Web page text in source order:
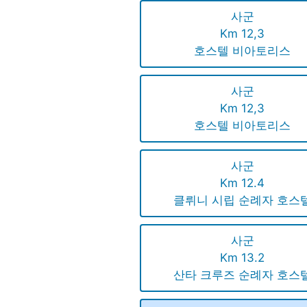
사군
Km 12,3
호스텔 비아토리스
사군
Km 12,3
호스텔 비아토리스
사군
Km 12.4
클뤼니 시립 순례자 호스
사군
Km 13.2
산타 크루즈 순례자 호스